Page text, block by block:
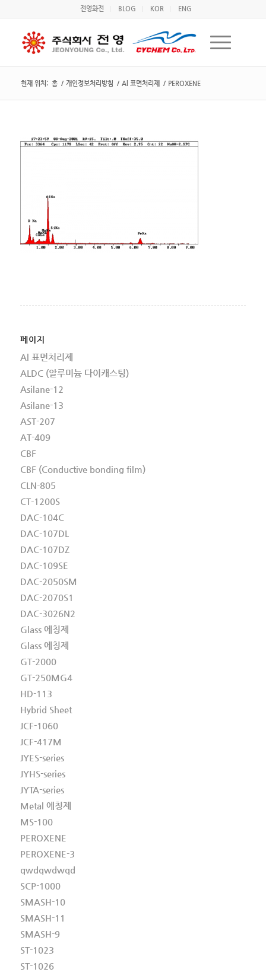
전영화전 BLOG KOR ENG
현재 위치: 홈 / 개인정보처리방침 / Al 표면처리제 / PEROXENE
페이지
Al 표면처리제
ALDC (알루미늄 다이캐스팅)
Asilane-12
Asilane-13
AST-207
AT-409
CBF
CBF (Conductive bonding film)
CLN-805
CT-1200S
DAC-104C
DAC-107DL
DAC-107DZ
DAC-109SE
DAC-2050SM
DAC-2070S1
DAC-3026N2
Glass 에칭제
Glass 에칭제
GT-2000
GT-250MG4
HD-113
Hybrid Sheet
JCF-1060
JCF-417M
JYES-series
JYHS-series
JYTA-series
Metal 에칭제
MS-100
PEROXENE
PEROXENE-3
qwdqwdwqd
SCP-1000
SMASH-10
SMASH-11
SMASH-9
ST-1023
ST-1026